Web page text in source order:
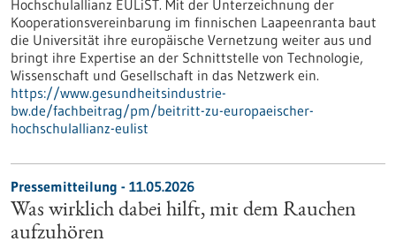
Hochschulallianz EULiST. Mit der Unterzeichnung der
Kooperationsvereinbarung im finnischen Laapeenranta baut
die Universität ihre europäische Vernetzung weiter aus und
bringt ihre Expertise an der Schnittstelle von Technologie,
Wissenschaft und Gesellschaft in das Netzwerk ein.
https://www.gesundheitsindustrie-
bw.de/fachbeitrag/pm/beitritt-zu-europaeischer-
hochschulallianz-eulist
Pressemitteilung - 11.05.2026
Was wirklich dabei hilft, mit dem Rauchen
aufzuhören